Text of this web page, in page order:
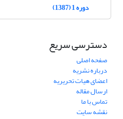
دوره 1 (1387)
دسترسی سریع
صفحه اصلی
درباره نشریه
اعضای هیات تحریریه
ارسال مقاله
تماس با ما
نقشه سایت